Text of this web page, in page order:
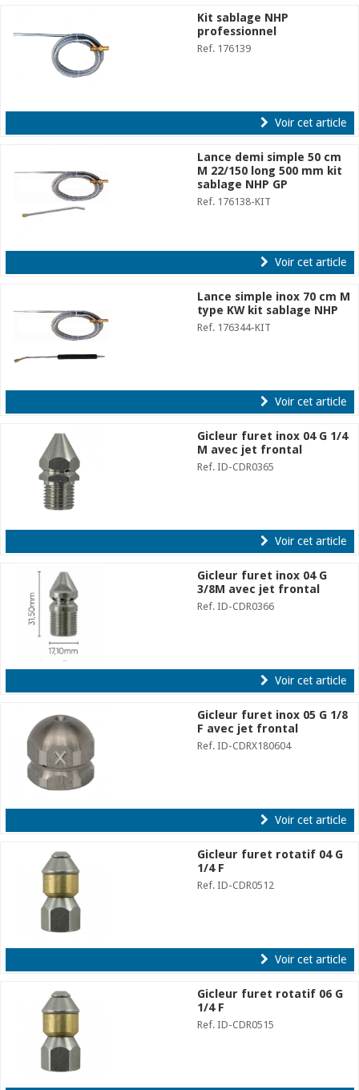
Kit sablage NHP
professionnel
Ref. 176139
Voir cet article
Lance demi simple 50 cm
M 22/150 long 500 mm kit
sablage NHP GP
Ref. 176138-KIT
Voir cet article
Lance simple inox 70 cm M
type KW kit sablage NHP
Ref. 176344-KIT
Voir cet article
Gicleur furet inox 04 G 1/4
M avec jet frontal
Ref. ID-CDR0365
Voir cet article
Gicleur furet inox 04 G
3/8M avec jet frontal
Ref. ID-CDR0366
Voir cet article
Gicleur furet inox 05 G 1/8
F avec jet frontal
Ref. ID-CDRX180604
Voir cet article
Gicleur furet rotatif 04 G
1/4 F
Ref. ID-CDR0512
Voir cet article
Gicleur furet rotatif 06 G
1/4 F
Ref. ID-CDR0515